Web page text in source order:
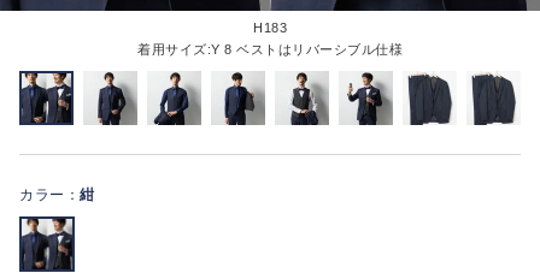
H183
着用サイズ:Y 8 ベストはリバーシブル仕様
カラー： 紺